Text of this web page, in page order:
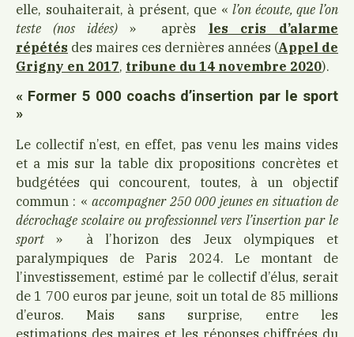
elle, souhaiterait, à présent, que «l’on écoute, que l’on
teste (nos idées)» après les cris d’alarme
répétés des maires ces dernières années (Appel de
Grigny en 2017, tribune du 14 novembre 2020).
« Former 5 000 coachs d’insertion par le sport
»
Le collectif n’est, en effet, pas venu les mains vides
et a mis sur la table dix propositions concrètes et
budgétées qui concourent, toutes, à un objectif
commun : «accompagner 250 000 jeunes en situation de
décrochage scolaire ou professionnel vers l’insertion par le
sport » à l’horizon des Jeux olympiques et
paralympiques de Paris 2024. Le montant de
l’investissement, estimé par le collectif d’élus, serait
de 1 700 euros par jeune, soit un total de 85 millions
d’euros. Mais sans surprise, entre les
estimations des maires et les réponses chiffrées du